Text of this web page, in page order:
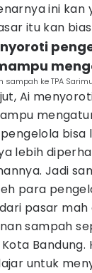
ini kan
itu kan
sampah ke TPA
Ai
lebih
Jadi
para
pasar mah
sampah
untuk